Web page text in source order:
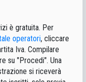
è gratuita. Per
operatori, cliccare
Iva. Compilare
su "Procedi". Una
si riceverà